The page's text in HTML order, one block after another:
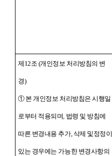
제12조 (개인정보 처리방침의 변
경)
① 본 개인정보 처리방침은 시행일
로부터 적용되며, 법령 및 방침에
따른 변경내용 추가, 삭제 및정정이
있는 경우에는 가능한 변경사항의